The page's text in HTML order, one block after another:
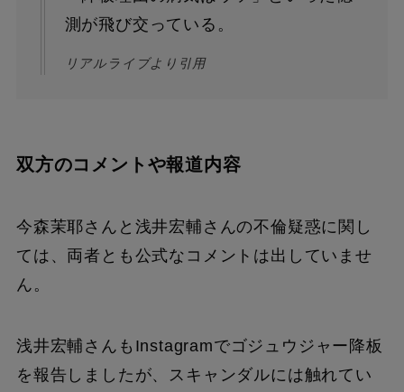
測が飛び交っている。
リアルライブより引用
双方のコメントや報道内容
今森茉耶さんと浅井宏輔さんの不倫疑惑に関し
ては、両者とも公式なコメントは出していませ
ん。
浅井宏輔さんもInstagramでゴジュウジャー降板
を報告しましたが、スキャンダルには触れてい